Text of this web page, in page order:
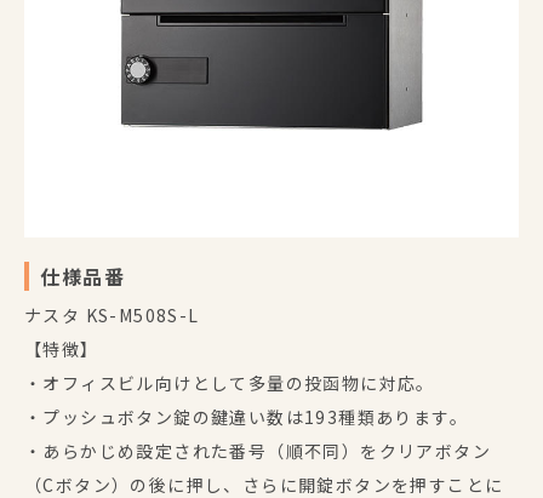
仕様品番
ナスタ KS-M508S-L
【特徴】
・オフィスビル向けとして多量の投函物に対応。
・プッシュボタン錠の鍵違い数は193種類あります。
・あらかじめ設定された番号（順不同）をクリアボタン
（Cボタン）の後に押し、さらに開錠ボタンを押すことに